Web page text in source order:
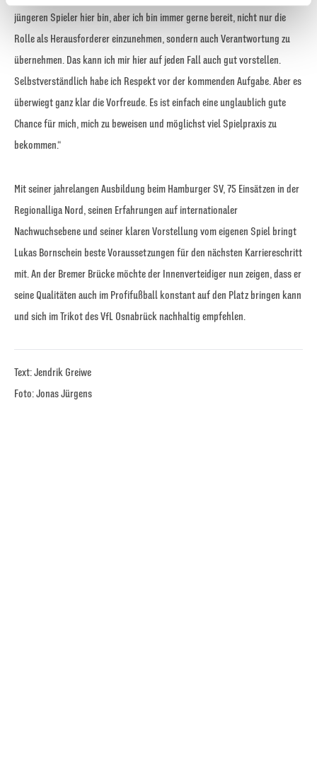
haben oder die sie im Rahmen Ihrer Nutzung der Dienste
jüngeren Spieler hier bin, aber ich bin immer gerne bereit, nicht nur die
Rolle als Herausforderer einzunehmen, sondern auch Verantwortung zu
übernehmen. Das kann ich mir hier auf jeden Fall auch gut vorstellen.
Selbstverständlich habe ich Respekt vor der kommenden Aufgabe. Aber es
überwiegt ganz klar die Vorfreude. Es ist einfach eine unglaublich gute
Chance für mich, mich zu beweisen und möglichst viel Spielpraxis zu
bekommen.“
Mit seiner jahrelangen Ausbildung beim Hamburger SV, 75 Einsätzen in der
Regionalliga Nord, seinen Erfahrungen auf internationaler
Nachwuchsebene und seiner klaren Vorstellung vom eigenen Spiel bringt
Lukas Bornschein beste Voraussetzungen für den nächsten Karriereschritt
mit. An der Bremer Brücke möchte der Innenverteidiger nun zeigen, dass er
seine Qualitäten auch im Profifußball konstant auf den Platz bringen kann
und sich im Trikot des VfL Osnabrück nachhaltig empfehlen.
Text: Jendrik Greiwe
Foto: Jonas Jürgens